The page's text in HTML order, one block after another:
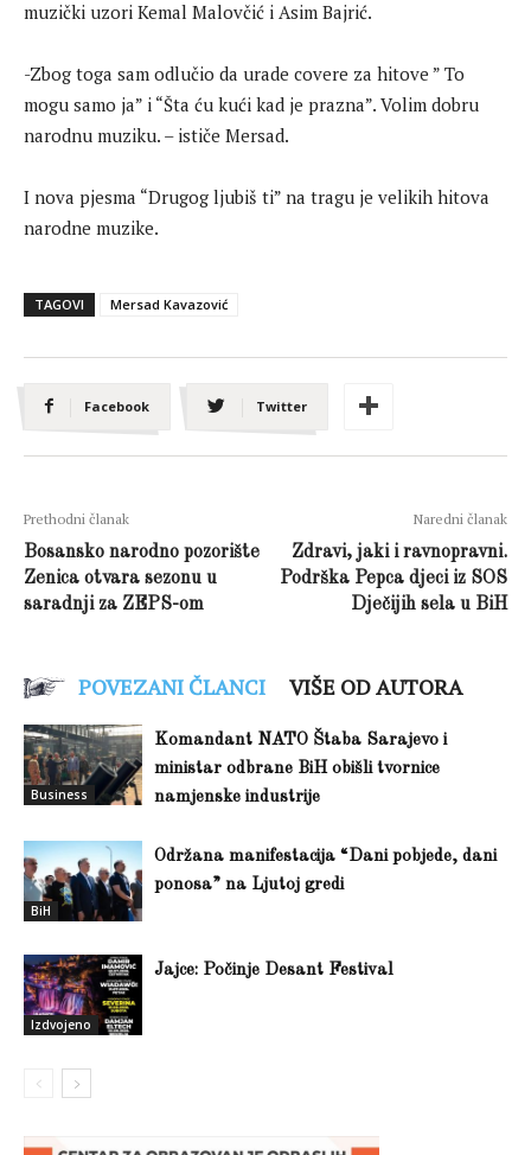
muzički uzori Kemal Malovčić i Asim Bajrić.
-Zbog toga sam odlučio da urade covere za hitove ” To
mogu samo ja” i “Šta ću kući kad je prazna”. Volim dobru
narodnu muziku. – ističe Mersad.
I nova pjesma “Drugog ljubiš ti” na tragu je velikih hitova
narodne muzike.
TAGOVI Mersad Kavazović
Facebook Twitter
Prethodni članak
Bosansko narodno pozorište
Zenica otvara sezonu u
saradnji za ZEPS-om
Naredni članak
Zdravi, jaki i ravnopravni.
Podrška Pepca djeci iz SOS
Dječijih sela u BiH
POVEZANI ČLANCI VIŠE OD AUTORA
Business
Komandant NATO Štaba Sarajevo i
ministar odbrane BiH obišli tvornice
namjenske industrije
BiH
Održana manifestacija “Dani pobjede, dani
ponosa” na Ljutoj gredi
Izdvojeno
Jajce: Počinje Desant Festival